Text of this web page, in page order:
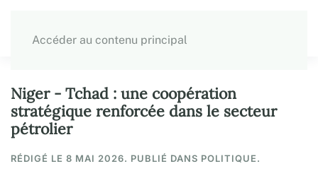
Accéder au contenu principal
Niger - Tchad : une coopération
stratégique renforcée dans le secteur
pétrolier
RÉDIGÉ LE 8 MAI 2026. PUBLIÉ DANS POLITIQUE.